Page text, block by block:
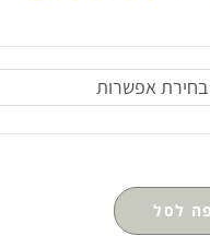
בחירת אפשרות
לסל